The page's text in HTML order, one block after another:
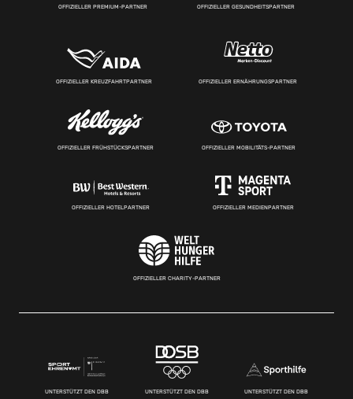
OFFIZIELLER PREMIUM-PARTNER OFFIZIELLER GESUNDHEITSPARTNER
OFFIZIELLER KREUZFAHRTPARTNER OFFIZIELLER ERNÄHRUNGSPARTNER
OFFIZIELLER FRÜHSTÜCKSPARTNER OFFIZIELLER MOBILITÄTS-PARTNER
OFFIZIELLER HOTELPARTNER OFFIZIELLER MEDIENPARTNER
OFFIZIELLER CHARITY-PARTNER
UNTERSTÜTZT DEN DBB UNTERSTÜTZT DEN DBB UNTERSTÜTZT DEN DBB